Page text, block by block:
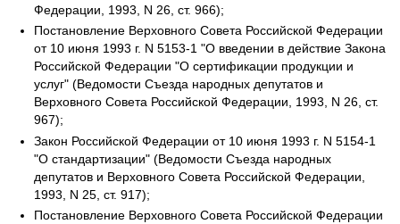
Федерации, 1993, N 26, ст. 966);
Постановление Верховного Совета Российской Федерации
от 10 июня 1993 г. N 5153-1 "О введении в действие Закона
Российской Федерации "О сертификации продукции и
услуг" (Ведомости Съезда народных депутатов и
Верховного Совета Российской Федерации, 1993, N 26, ст.
967);
Закон Российской Федерации от 10 июня 1993 г. N 5154-1
"О стандартизации" (Ведомости Съезда народных
депутатов и Верховного Совета Российской Федерации,
1993, N 25, ст. 917);
Постановление Верховного Совета Российской Федерации